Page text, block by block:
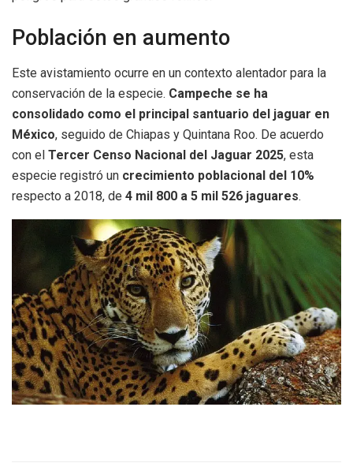
Población en aumento
Este avistamiento ocurre en un contexto alentador para la
conservación de la especie. Campeche se ha
consolidado como el principal santuario del jaguar en
México, seguido de Chiapas y Quintana Roo. De acuerdo
con el Tercer Censo Nacional del Jaguar 2025, esta
especie registró un crecimiento poblacional del 10%
respecto a 2018, de 4 mil 800 a 5 mil 526 jaguares.